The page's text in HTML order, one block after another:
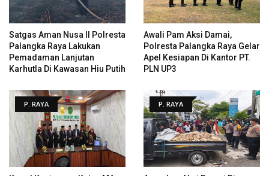
Satgas Aman Nusa II Polresta
Palangka Raya Lakukan
Pemadaman Lanjutan
Karhutla Di Kawasan Hiu Putih
Awali Pam Aksi Damai,
Polresta Palangka Raya Gelar
Apel Kesiapan Di Kantor PT.
PLN UP3
P. RAYA P. RAYA